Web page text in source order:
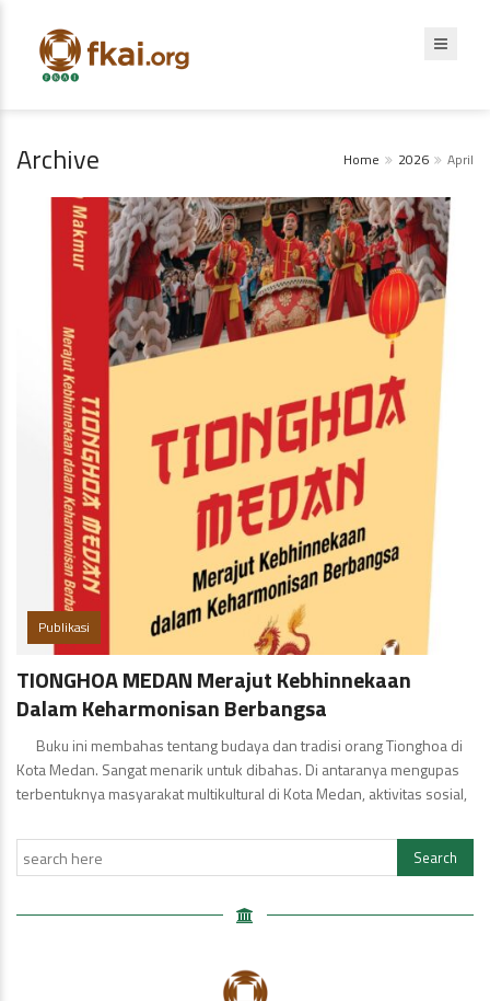
Archive Home 2026 April
Publikasi
TIONGHOA MEDAN Merajut Kebhinnekaan
Dalam Keharmonisan Berbangsa
Buku ini membahas tentang budaya dan tradisi orang Tionghoa di
Kota Medan. Sangat menarik untuk dibahas. Di antaranya mengupas
terbentuknya masyarakat multikultural di Kota Medan, aktivitas sosial,